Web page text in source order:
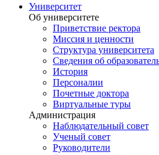
Университет
Об университете
Приветствие ректора
Миссия и ценности
Структура университета
Сведения об
История
Персоналии
Почетные доктора
Виртуальные туры
Администрация
Наблюдательный совет
Ученый совет
Руководители